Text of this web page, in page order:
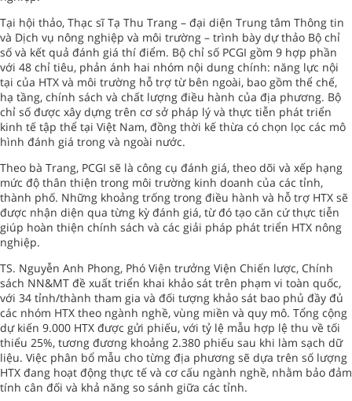
Tại hội thảo, Thạc sĩ Tạ Thu Trang – đại diện Trung tâm Thông tin
và Dịch vụ nông nghiệp và môi trường – trình bày dự thảo Bộ chỉ
số và kết quả đánh giá thí điểm. Bộ chỉ số PCGI gồm 9 hợp phần
với 48 chỉ tiêu, phản ánh hai nhóm nội dung chính: năng lực nội
tại của HTX và môi trường hỗ trợ từ bên ngoài, bao gồm thể chế,
hạ tầng, chính sách và chất lượng điều hành của địa phương. Bộ
chỉ số được xây dựng trên cơ sở pháp lý và thực tiễn phát triển
kinh tế tập thể tại Việt Nam, đồng thời kế thừa có chọn lọc các mô
hình đánh giá trong và ngoài nước.
Theo bà Trang, PCGI sẽ là công cụ đánh giá, theo dõi và xếp hạng
mức độ thân thiện trong môi trường kinh doanh của các tỉnh,
thành phố. Những khoảng trống trong điều hành và hỗ trợ HTX sẽ
được nhận diện qua từng kỳ đánh giá, từ đó tạo căn cứ thực tiễn
giúp hoàn thiện chính sách và các giải pháp phát triển HTX nông
nghiệp.
TS. Nguyễn Anh Phong, Phó Viện trưởng Viện Chiến lược, Chính
sách NN&MT đề xuất triển khai khảo sát trên phạm vi toàn quốc,
với 34 tỉnh/thành tham gia và đối tượng khảo sát bao phủ đầy đủ
các nhóm HTX theo ngành nghề, vùng miền và quy mô. Tổng cộng
dự kiến 9.000 HTX được gửi phiếu, với tỷ lệ mẫu hợp lệ thu về tối
thiểu 25%, tương đương khoảng 2.380 phiếu sau khi làm sạch dữ
liệu. Việc phân bổ mẫu cho từng địa phương sẽ dựa trên số lượng
HTX đang hoạt động thực tế và cơ cấu ngành nghề, nhằm bảo đảm
tính cân đối và khả năng so sánh giữa các tỉnh.